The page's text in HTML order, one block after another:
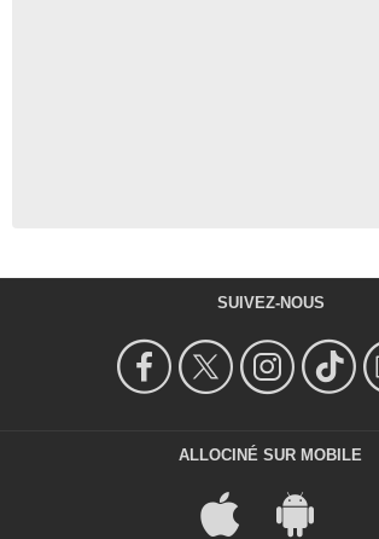
SUIVEZ-NOUS
ALLOCINÉ SUR MOBILE